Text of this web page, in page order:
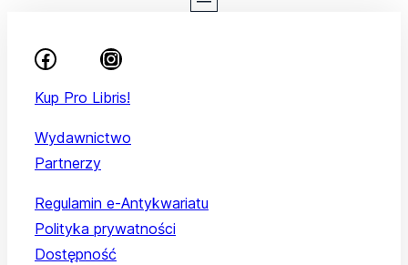
Kup Pro Libris!
Wydawnictwo
Partnerzy
Regulamin e-Antykwariatu
Polityka prywatności
Dostępność